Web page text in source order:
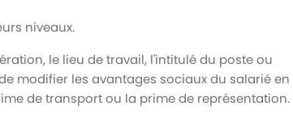
niveaux.
le lieu de travail, l'intitulé du poste ou
modifier les avantages sociaux du salarié en
de transport ou la prime de représentation.